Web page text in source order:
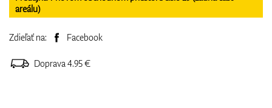
areálu)
Zdieľať na: Facebook
Doprava 4.95 €